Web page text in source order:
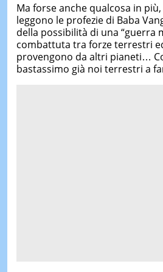
Ma forse anche qualcosa in
leggono le profezie di Baba
della possibilità di una “guerra
combattuta tra forze terrestri
provengono da altri pianeti…
bastassimo già noi terrestri a